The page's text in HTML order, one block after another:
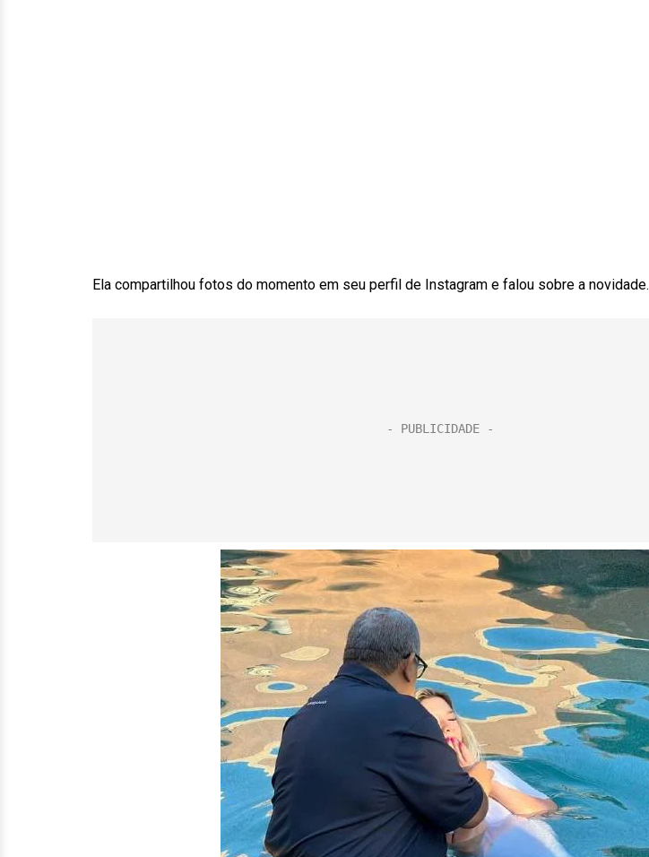
Ela compartilhou fotos do momento em seu perfil de Instagram e falou sobre a novidade.